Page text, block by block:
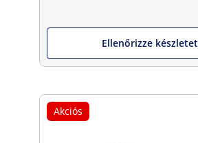
Ellenőrizze készletet
Akciós